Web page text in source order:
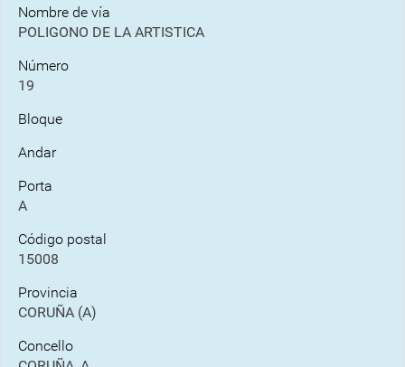
Nombre de vía
POLIGONO DE LA ARTISTICA
Número
19
Bloque
Andar
Porta
A
Código postal
15008
Provincia
CORUÑA (A)
Concello